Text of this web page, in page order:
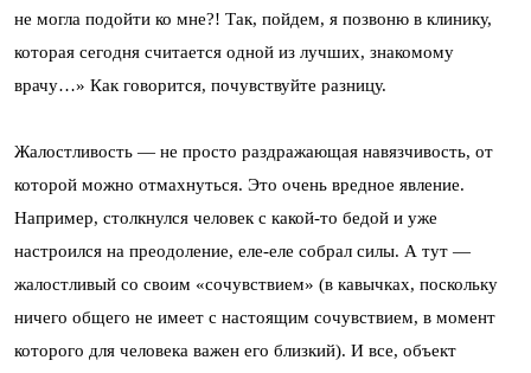
не могла подойти ко мне?! Так, пойдем, я позвоню в клинику,
которая сегодня считается одной из лучших, знакомому
врачу…» Как говорится, почувствуйте разницу.
Жалостливость — не просто раздражающая навязчивость, от
которой можно отмахнуться. Это очень вредное явление.
Например, столкнулся человек с какой-то бедой и уже
настроился на преодоление, еле-еле собрал силы. А тут —
жалостливый со своим «сочувствием» (в кавычках, поскольку
ничего общего не имеет с настоящим сочувствием, в момент
которого для человека важен его близкий). И все, объект